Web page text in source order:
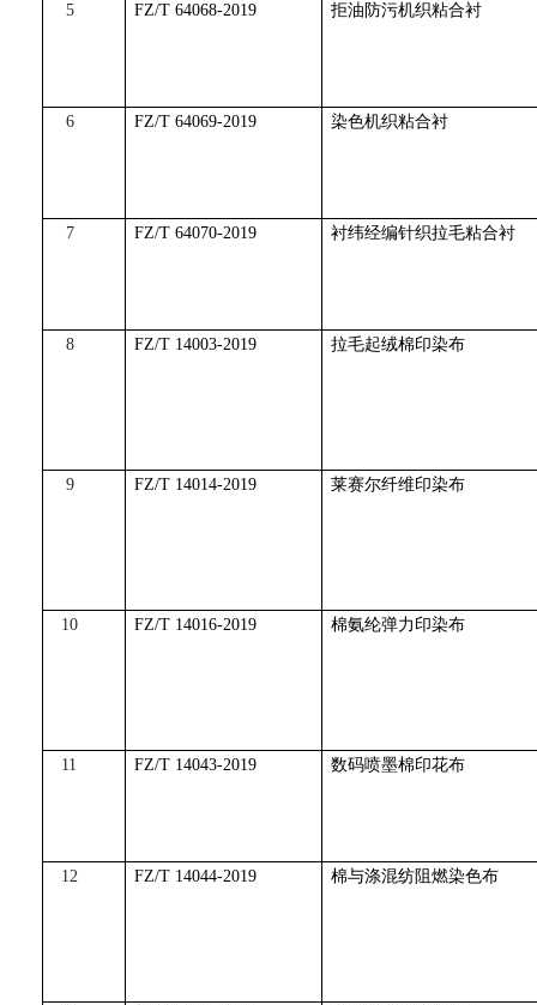
5 FZ/T 64068-2019 拒油防污机织粘合衬
6 FZ/T 64069-2019 染色机织粘合衬
7 FZ/T 64070-2019 衬纬经编针织拉毛粘合衬
8 FZ/T 14003-2019 拉毛起绒棉印染布
9 FZ/T 14014-2019 莱赛尔纤维印染布
10 FZ/T 14016-2019 棉氨纶弹力印染布
11 FZ/T 14043-2019 数码喷墨棉印花布
12 FZ/T 14044-2019 棉与涤混纺阻燃染色布